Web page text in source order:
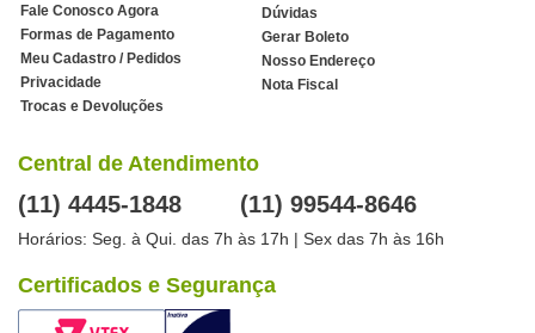
Fale Conosco Agora
Formas de Pagamento
Meu Cadastro / Pedidos
Privacidade
Trocas e Devoluções
Dúvidas
Gerar Boleto
Nosso Endereço
Nota Fiscal
Central de Atendimento
(11) 4445-1848 (11) 99544-8646
Horários: Seg. à Qui. das 7h às 17h | Sex das 7h às 16h
Certificados e Segurança